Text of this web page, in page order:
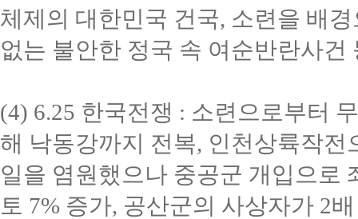
체제의 대한민국 건국, 소련을 배
없는 불안한 정국 속 여순반란사건
(4) 6.25 한국전쟁 : 소련으로부터
해 낙동강까지 전복, 인천상륙작
일을 염원했으나 중공군 개입으로
토 7% 증가, 공산군의 사상자가 2